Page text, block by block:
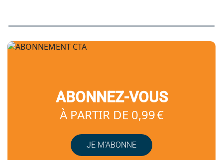
ABONNEZ-VOUS
À PARTIR DE 0,99 €
JE M’ABONNE